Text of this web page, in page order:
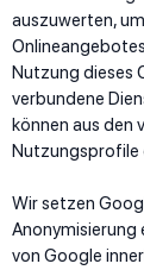
auszuwerten,
Nutzung dieses
verbundene
können aus den
Nutzungsprofile
Wir setzen
Anonymisierung
von Google